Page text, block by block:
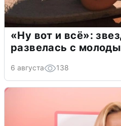
«Ну вот и всё»:
развелась с
6 августа 138